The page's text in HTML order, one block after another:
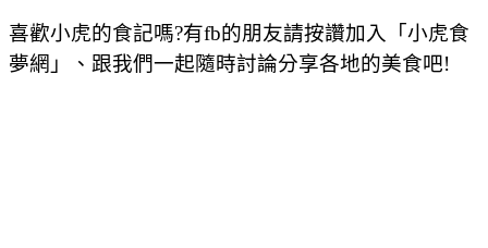
喜歡小虎的食記嗎?有fb的朋友請按讚加入「小虎食
夢網」、跟我們一起隨時討論分享各地的美食吧!